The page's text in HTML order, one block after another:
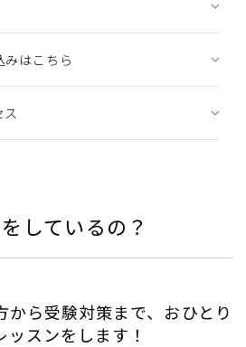
はこちら
しているの？
から受験対策まで、おひとり
スンをします！